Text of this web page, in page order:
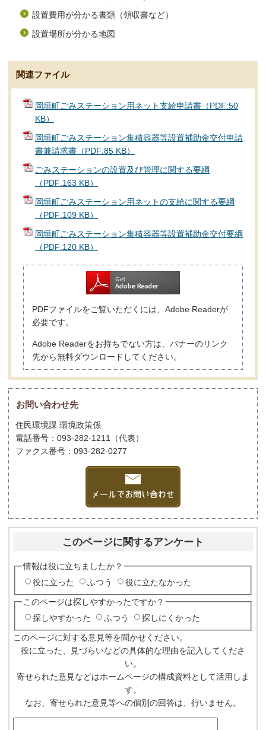
設置費用が分かる書類（領収書など）
設置場所が分かる地図
関連ファイル
岡垣町ごみステーション用ネット支給申請書（PDF:50
KB）
岡垣町ごみステーション集積容器等設置補助金交付申請
書兼請求書（PDF:85 KB）
ごみステーションの設置及び管理に関する要綱
（PDF:163 KB）
岡垣町ごみステーション用ネットの支給に関する要綱
（PDF:109 KB）
岡垣町ごみステーション集積容器等設置補助金交付要綱
（PDF:120 KB）
PDFファイルをご覧いただくには、Adobe Readerが
必要です。
Adobe Readerをお持ちでない方は、バナーのリンク
先から無料ダウンロードしてください。
お問い合わせ先
住民環境課 環境政策係
電話番号：093-282-1211（代表）
ファクス番号：093-282-0277
このページに関するアンケート
情報は役に立ちましたか？
役に立った
ふつう 役に立たなかった
このページは探しやすかったですか？
探しやすかった
ふつう 探しにくかった
このページに対する意見等を聞かせください。
役に立った、見づらいなどの具体的な理由を記入してくださ
い。
寄せられた意見などはホームページの構成資料として活用しま
す。
なお、寄せられた意見等への個別の回答は、行いません。